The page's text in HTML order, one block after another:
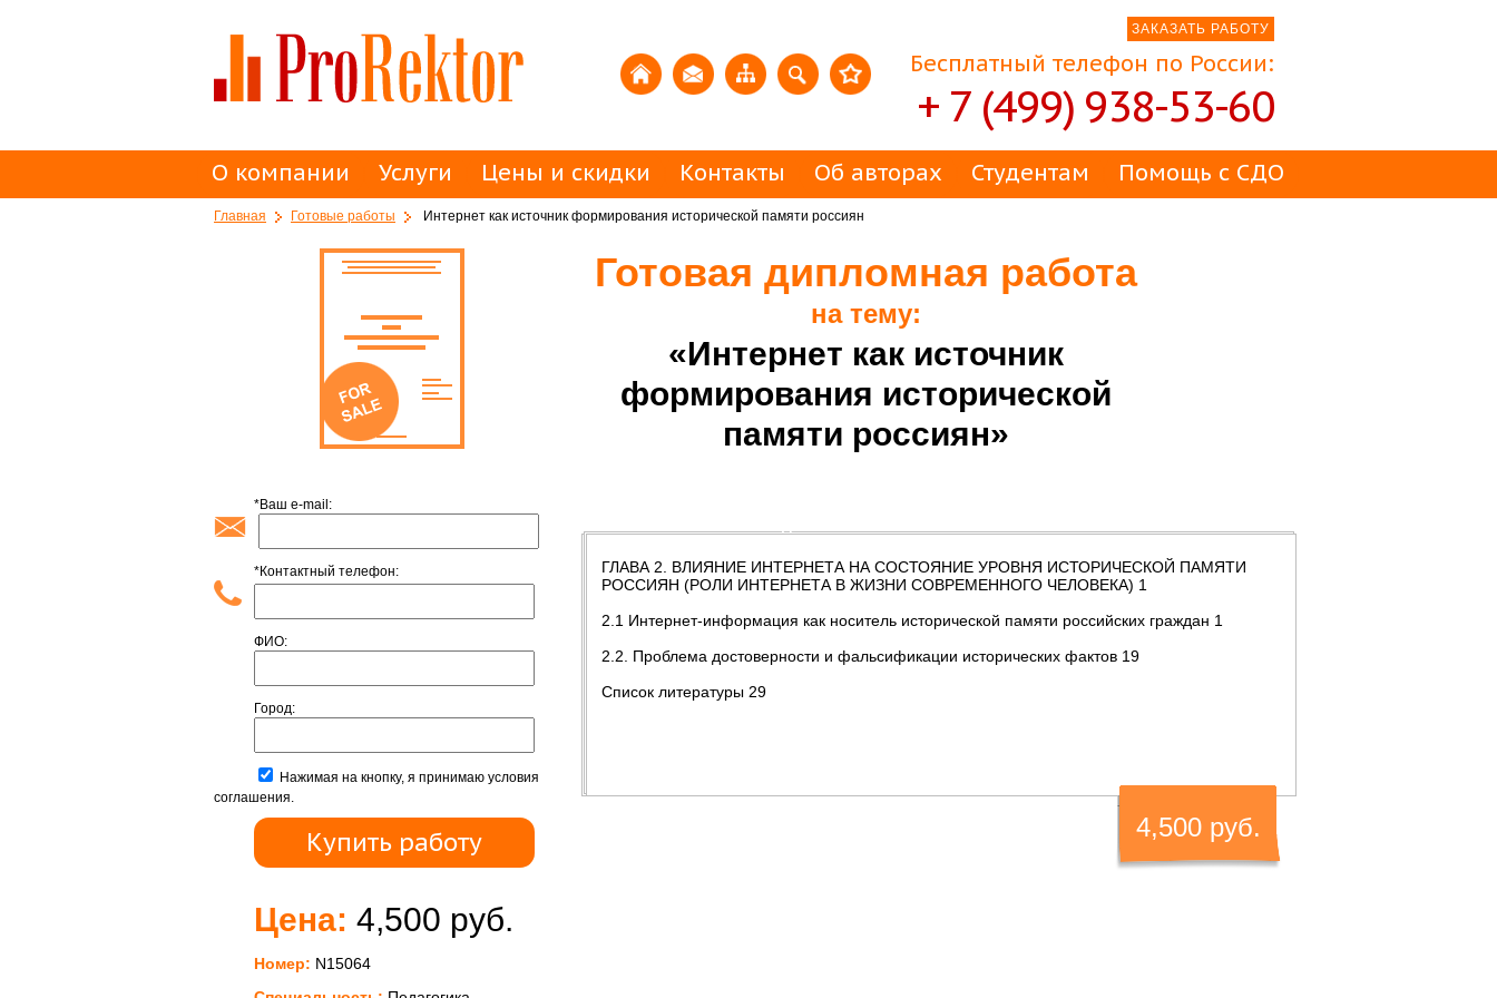
ЗАКАЗАТЬ РАБОТУ
Бесплатный телефон по России:
+ 7 (499) 938-53-60
О компании Услуги Цены и скидки Контакты Об авторах Студентам Помощь с СДО
Главная Готовые работы Интернет как источник формирования исторической памяти россиян
Готовая дипломная работа
на тему:
«Интернет как источник
формирования исторической
памяти россиян»
*Ваш e-mail:
*Контактный телефон:
ФИО:
Город:
Нажимая на кнопку, я принимаю условия
соглашения.
Цена: 4,500 руб.
Номер: N15064
ГЛАВА 2. ВЛИЯНИЕ ИНТЕРНЕТА НА СОСТОЯНИЕ УРОВНЯ ИСТОРИЧЕСКОЙ ПАМЯТИ
РОССИЯН (РОЛИ ИНТЕРНЕТА В ЖИЗНИ СОВРЕМЕННОГО ЧЕЛОВЕКА) 1
2.1 Интернет-информация как носитель исторической памяти российских граждан 1
2.2. Проблема достоверности и фальсификации исторических фактов 19
Список литературы 29
4,500 руб.